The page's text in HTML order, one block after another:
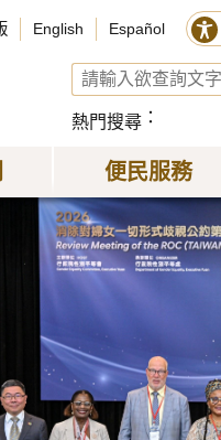
English Español
熱門搜尋
便民服務